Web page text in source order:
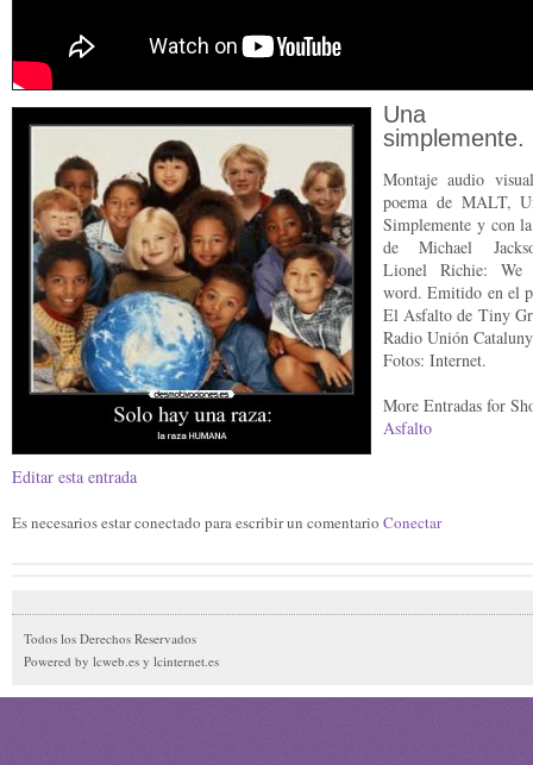
Una
simplemente.
Montaje audio
poema de MALT,
Simplemente y con
de Michael
Lionel Richie: We
word. Emitido en el
El Asfalto de Tiny
Radio Unión
Fotos: Internet.
More Entradas for
Asfalto
Editar esta entrada
Es necesarios estar conectado para escribir un comentario Conectar
Todos los Derechos Reservados
Powered by lcweb.es y lcinternet.es